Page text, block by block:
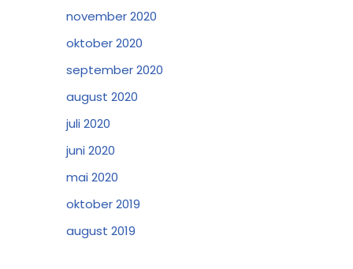
november 2020
oktober 2020
september 2020
august 2020
juli 2020
juni 2020
mai 2020
oktober 2019
august 2019